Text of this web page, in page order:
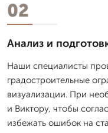
02
Анализ и
Наши специалисты
градостроительные
визуализации. При
и Виктору, чтобы
избежать ошибок на